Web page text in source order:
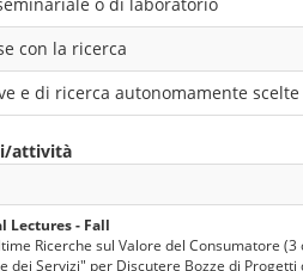
con la ricerca
e di ricerca autonomamente
attività
Lectures - Fall
Ultime Ricerche sul Valore del
Servizi" per Discutere Bozze di Progetti di